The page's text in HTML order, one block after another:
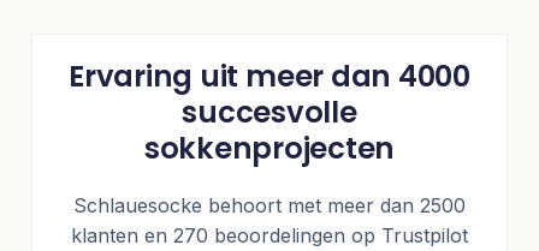
Ervaring uit meer dan 4000
succesvolle
sokkenprojecten
Schlauesocke behoort met meer dan 2500
klanten en 270 beoordelingen op Trustpilot